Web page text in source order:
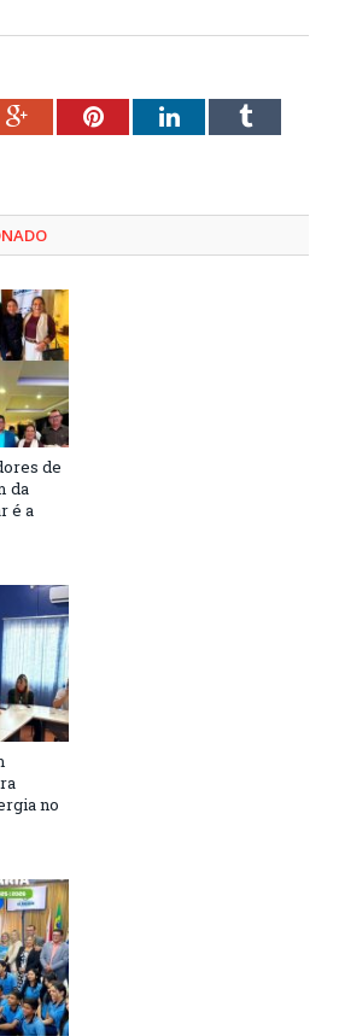
Google+PinterestLinkedInTumblr
de
da
é a
no